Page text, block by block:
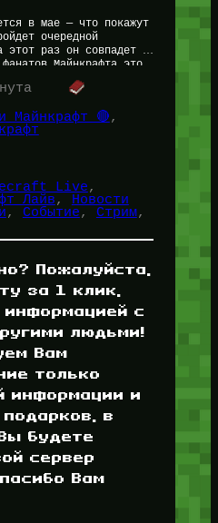
в мае — что покажут
очередной
раз он совпадет с
Майнкрафта это
Майнкрафт 🔴
Live
Лайв, Новости
, Событие, Стрим
Пожалуйста,
за 1 клик,
с
людьми!
Вам
только
информации и
в
будете
сервер
Вам